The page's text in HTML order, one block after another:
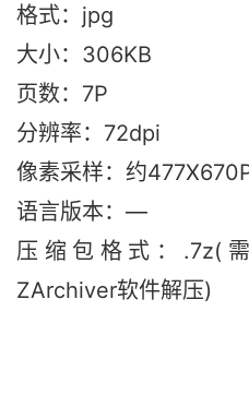
格式：jpg
大小：306KB
页数：7P
分辨率：72dpi
像素采样：约
语言版本：—
压缩包格式：.7z(
ZArchiver软件解压)